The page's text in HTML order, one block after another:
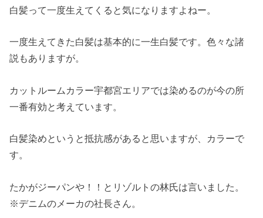
白髪って一度生えてくると気になりますよねー。
一度生えてきた白髪は基本的に一生白髪です。色々な諸
説もありますが。
カットルームカラー宇都宮エリアでは染めるのが今の所
一番有効と考えています。
白髪染めというと抵抗感があると思いますが、カラーで
す。
たかがジーパンや！！とリゾルトの林氏は言いました。
※デニムのメーカの社長さん。